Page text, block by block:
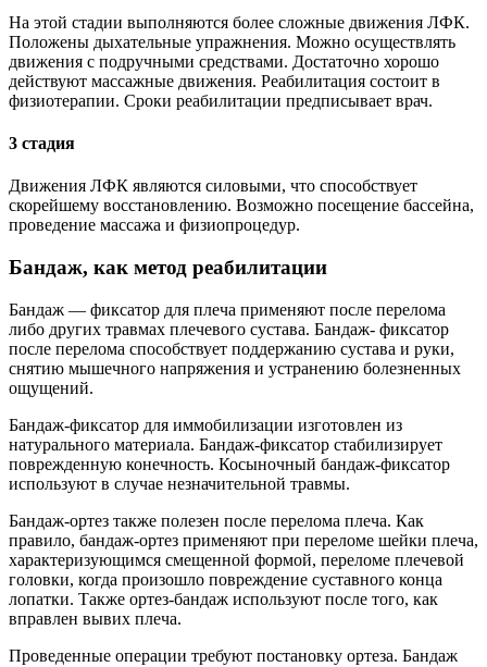
На этой стадии выполняются более сложные движения ЛФК.
Положены дыхательные упражнения. Можно осуществлять
движения с подручными средствами. Достаточно хорошо
действуют массажные движения. Реабилитация состоит в
физиотерапии. Сроки реабилитации предписывает врач.
3 стадия
Движения ЛФК являются силовыми, что способствует
скорейшему восстановлению. Возможно посещение бассейна,
проведение массажа и физиопроцедур.
Бандаж, как метод реабилитации
Бандаж — фиксатор для плеча применяют после перелома
либо других травмах плечевого сустава. Бандаж- фиксатор
после перелома способствует поддержанию сустава и руки,
снятию мышечного напряжения и устранению болезненных
ощущений.
Бандаж-фиксатор для иммобилизации изготовлен из
натурального материала. Бандаж-фиксатор стабилизирует
поврежденную конечность. Косыночный бандаж-фиксатор
используют в случае незначительной травмы.
Бандаж-ортез также полезен после перелома плеча. Как
правило, бандаж-ортез применяют при переломе шейки плеча,
характеризующимся смещенной формой, переломе плечевой
головки, когда произошло повреждение суставного конца
лопатки. Также ортез-бандаж используют после того, как
вправлен вывих плеча.
Проведенные операции требуют постановку ортеза. Бандаж